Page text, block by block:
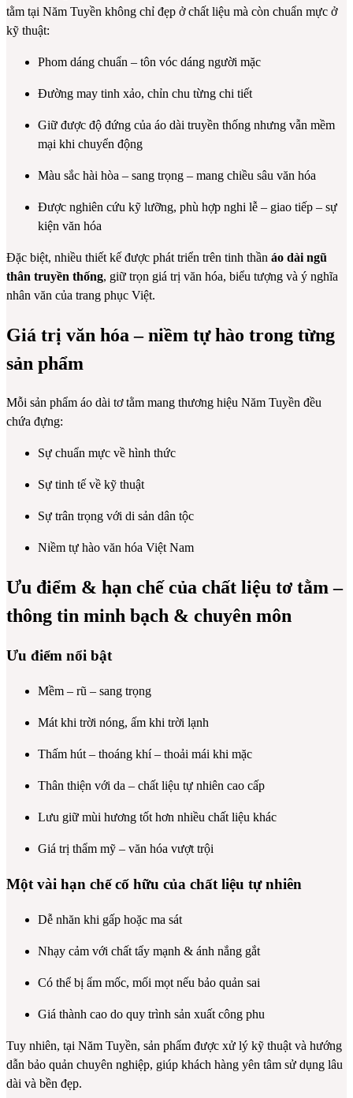
tằm tại Năm Tuyền không chỉ đẹp ở chất liệu mà còn chuẩn mực ở
kỹ thuật:
Phom dáng chuẩn – tôn vóc dáng người mặc
Đường may tinh xảo, chỉn chu từng chi tiết
Giữ được độ đứng của áo dài truyền thống nhưng vẫn mềm
mại khi chuyển động
Màu sắc hài hòa – sang trọng – mang chiều sâu văn hóa
Được nghiên cứu kỹ lưỡng, phù hợp nghi lễ – giao tiếp – sự
kiện văn hóa
Đặc biệt, nhiều thiết kế được phát triển trên tinh thần áo dài ngũ
thân truyền thống, giữ trọn giá trị văn hóa, biểu tượng và ý nghĩa
nhân văn của trang phục Việt.
Giá trị văn hóa – niềm tự hào trong từng
sản phẩm
Mỗi sản phẩm áo dài tơ tằm mang thương hiệu Năm Tuyền đều
chứa đựng:
Sự chuẩn mực về hình thức
Sự tinh tế về kỹ thuật
Sự trân trọng với di sản dân tộc
Niềm tự hào văn hóa Việt Nam
Ưu điểm & hạn chế của chất liệu tơ tằm –
thông tin minh bạch & chuyên môn
Ưu điểm nổi bật
Mềm – rũ – sang trọng
Mát khi trời nóng, ấm khi trời lạnh
Thấm hút – thoáng khí – thoải mái khi mặc
Thân thiện với da – chất liệu tự nhiên cao cấp
Lưu giữ mùi hương tốt hơn nhiều chất liệu khác
Giá trị thẩm mỹ – văn hóa vượt trội
Một vài hạn chế cố hữu của chất liệu tự nhiên
Dễ nhăn khi gấp hoặc ma sát
Nhạy cảm với chất tẩy mạnh & ánh nắng gắt
Có thể bị ẩm mốc, mối mọt nếu bảo quản sai
Giá thành cao do quy trình sản xuất công phu
Tuy nhiên, tại Năm Tuyền, sản phẩm được xử lý kỹ thuật và hướng
dẫn bảo quản chuyên nghiệp, giúp khách hàng yên tâm sử dụng lâu
dài và bền đẹp.